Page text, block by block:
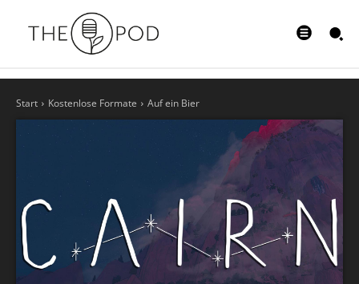
Start Kostenlose Formate Auf ein Bier